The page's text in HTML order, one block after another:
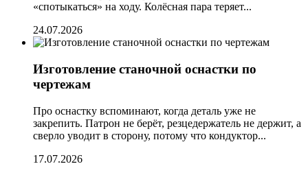
«спотыкаться» на ходу. Колёсная пара теряет...
24.07.2026
Изготовление станочной оснастки по
чертежам
Про оснастку вспоминают, когда деталь уже не
закрепить. Патрон не берёт, резцедержатель не держит, а
сверло уводит в сторону, потому что кондуктор...
17.07.2026